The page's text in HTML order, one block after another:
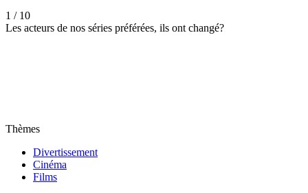
1 / 10
Les acteurs de nos séries préférées, ils ont changé?
Thèmes
Divertissement
Cinéma
Films